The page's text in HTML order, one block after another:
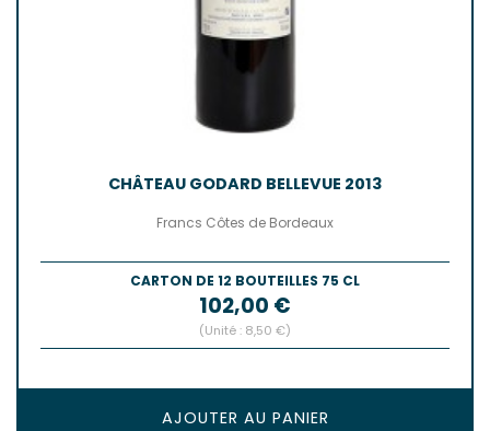
CHÂTEAU GODARD BELLEVUE 2013
Francs Côtes de Bordeaux
CARTON DE 12 BOUTEILLES 75 CL
Prix
102,00 €
(Unité : 8,50 €)
AJOUTER AU PANIER